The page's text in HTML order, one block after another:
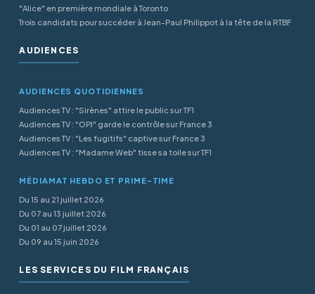
"Alice" en première mondiale à Toronto
Trois candidats pour succéder à Jean-Paul Philippot à la tête de la RTBF
AUDIENCES
AUDIENCES QUOTIDIENNES
Audiences TV : "Sirènes" attire le public sur TF1
Audiences TV : "OPJ" garde le contrôle sur France 3
Audiences TV : "Les fugitifs" captive sur France 3
Audiences TV : "Madame Web" tisse sa toile sur TF1
MÉDIAMAT HEBDO ET PRIME-TIME
Du 15 au 21 juillet 2026
Du 07 au 13 juillet 2026
Du 01 au 07 juillet 2026
Du 09 au 15 juin 2026
LES SERVICES DU FILM FRANÇAIS